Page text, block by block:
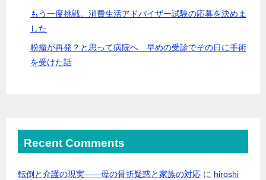
もう一度挑戦。消費生活アドバイザー試験の応募を決めま
した
粉瘤が再発？と思って病院へ 早めの受診でその日に手術
を受けた話
Recent Comments
転倒と介護の現実――母の骨折疑惑と家族の対応 に hiroshi